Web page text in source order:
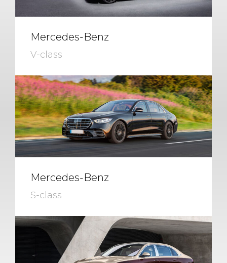
Mercedes-Benz
V-class
Mercedes-Benz
S-class